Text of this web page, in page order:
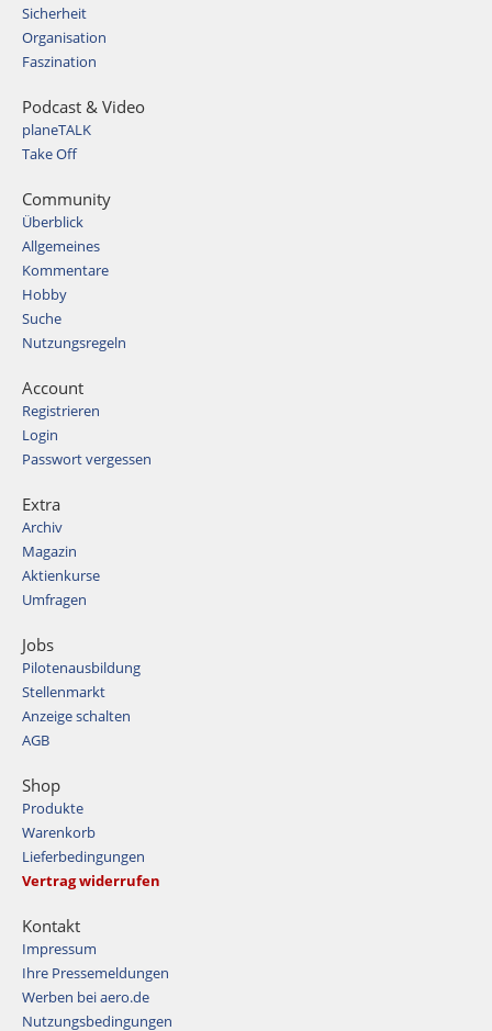
Sicherheit
Organisation
Faszination
Podcast & Video
planeTALK
Take Off
Community
Überblick
Allgemeines
Kommentare
Hobby
Suche
Nutzungsregeln
Account
Registrieren
Login
Passwort vergessen
Extra
Archiv
Magazin
Aktienkurse
Umfragen
Jobs
Pilotenausbildung
Stellenmarkt
Anzeige schalten
AGB
Shop
Produkte
Warenkorb
Lieferbedingungen
Vertrag widerrufen
Kontakt
Impressum
Ihre Pressemeldungen
Werben bei aero.de
Nutzungsbedingungen